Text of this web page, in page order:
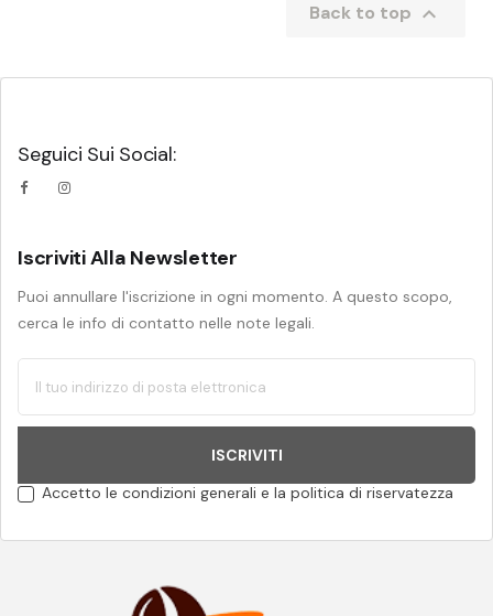
Back to top 
Seguici Sui Social:
Iscriviti Alla Newsletter
Puoi annullare l'iscrizione in ogni momento. A questo scopo,
cerca le info di contatto nelle note legali.
ISCRIVITI
Accetto le condizioni generali e la politica di riservatezza